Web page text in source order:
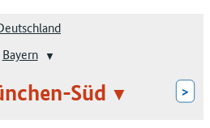
Bayern
Süd >